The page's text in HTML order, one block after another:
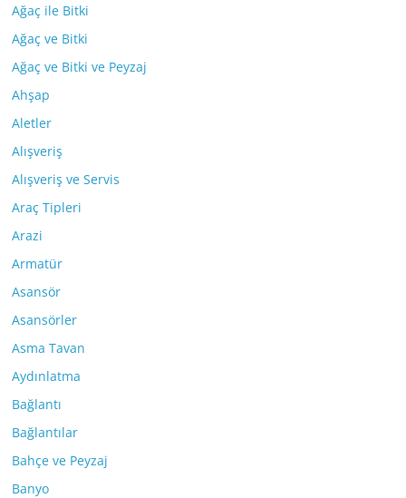
Ağaç ile Bitki
Ağaç ve Bitki
Ağaç ve Bitki ve Peyzaj
Ahşap
Aletler
Alışveriş
Alışveriş ve Servis
Araç Tipleri
Arazi
Armatür
Asansör
Asansörler
Asma Tavan
Aydınlatma
Bağlantı
Bağlantılar
Bahçe ve Peyzaj
Banyo